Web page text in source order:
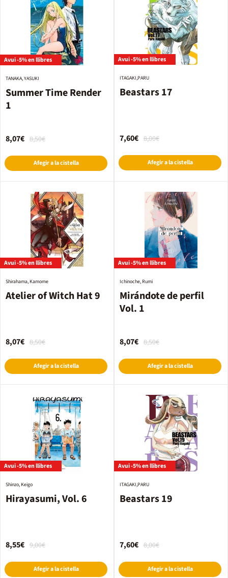
Avui -5% en llibres
Summer Time Render
1
TANAKA, YASUKI
8,50€
8,07€
Afegir a la cistella
Avui -5% en llibres
Beastars 17
ITAGAKI,PARU
8,00€
7,60€
Afegir a la cistella
Avui -5% en llibres
Atelier of Witch Hat 9
Shirahama, Kamome
8,50€
8,07€
Afegir a la cistella
Avui -5% en llibres
Mirándote de perfil
Vol. 1
Ichinoche, Rumi
8,50€
8,07€
Afegir a la cistella
Avui -5% en llibres
Hirayasumi, Vol. 6
Shinzo, Keigo
9,00€
8,55€
Afegir a la cistella
Avui -5% en llibres
Beastars 19
ITAGAKI,PARU
8,00€
7,60€
Afegir a la cistella